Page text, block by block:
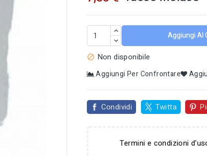
Aggiungi Al
 Non disponibile
Aggiungi Per Confrontare
Condividi Twitta
Termini e condizioni